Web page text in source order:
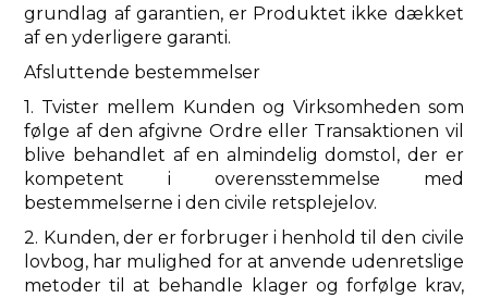
grundlag af garantien, er Produktet ikke dækket
af en yderligere garanti.
Afsluttende bestemmelser
1. Tvister mellem Kunden og Virksomheden som
følge af den afgivne Ordre eller Transaktionen vil
blive behandlet af en almindelig domstol, der er
kompetent i overensstemmelse med
bestemmelserne i den civile retsplejelov.
2. Kunden, der er forbruger i henhold til den civile
lovbog, har mulighed for at anvende udenretslige
metoder til at behandle klager og forfølge krav,